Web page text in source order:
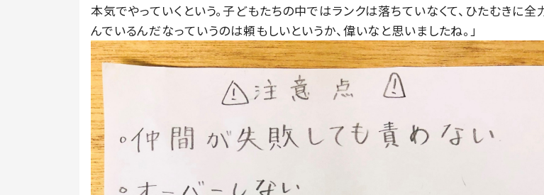
本気でやっていくという。子どもたちの中ではランクは落ちていなくて、ひたむきに全
んでいるんだなっていうのは頼もしいというか、偉いなと思いましたね。」